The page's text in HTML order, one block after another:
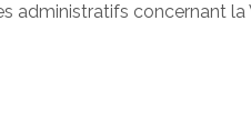
administratifs concernant la